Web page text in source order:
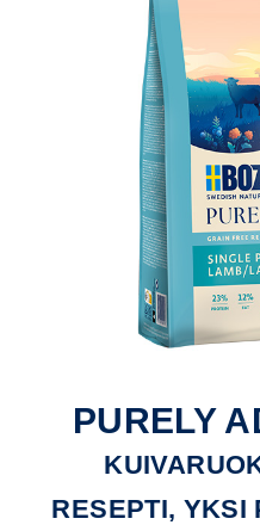
PURELY
RESEPTI, YKSI